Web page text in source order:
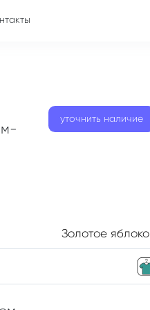
уточнить наличие
Золотое яблоко